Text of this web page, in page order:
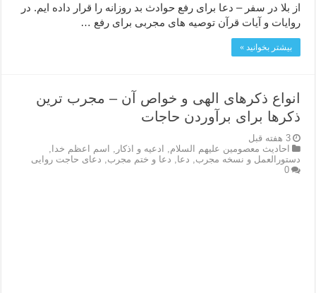
از بلا در سفر – دعا برای رفع حوادث بد روزانه را قرار داده ایم. در
روایات و آیات قرآن توصیه های مجربی برای رفع …
بیشتر بخوانید »
انواع ذکرهای الهی و خواص آن – مجرب ترین
ذکرها برای برآوردن حاجات
3 هفته قبل
احاديث معصومين عليهم السلام
ادعيه و اذكار اسم اعظم خدا
دستورالعمل و نسخه مجرب
دعا دعا و ختم مجرب
دعای حاجت روایی
0